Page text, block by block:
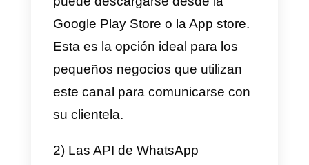
tus chats y los archivos serán
transferidos automáticamente.
¿Qué ocurre si paso de
WhatsApp Business a
WhatsApp?